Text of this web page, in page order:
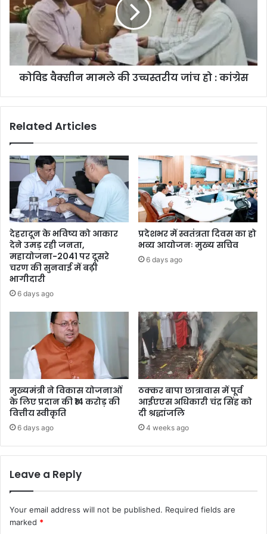
कोविड वैक्सीन मामले की उच्चस्तरीय जांच हो : कांग्रेस
Related Articles
देहरादून के भविष्य को आकार
देने उमड़ रही जनता,
महायोजना-2041 पर दूसरे
चरण की सुनवाई में बढ़ी
भागीदारी
6 days ago
प्रदेशभर में स्वतंत्रता दिवस का हो
भव्य आयोजनः मुख्य सचिव
6 days ago
मुख्यमंत्री ने विकास योजनाओं
के लिए प्रदान की ₹14 करोड़ की
वित्तीय स्वीकृति
6 days ago
ठक्कर बापा छात्रावास में पूर्व
आईएएस अधिकारी चंद्र सिंह को
दी श्रद्धांजलि
4 weeks ago
Leave a Reply
Your email address will not be published. Required fields are
marked *